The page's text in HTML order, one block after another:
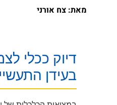
מאת: צח אורני
דיוק ככלי
בעידן